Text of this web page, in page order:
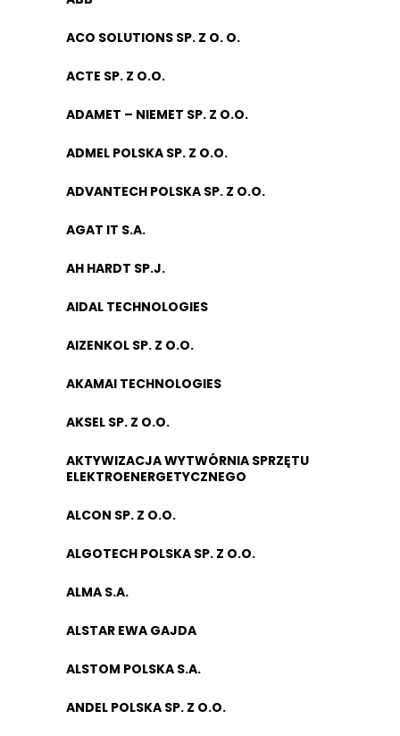
ACO SOLUTIONS SP. Z O. O.
ACTE SP. Z O.O.
ADAMET – NIEMET SP. Z O.O.
ADMEL POLSKA SP. Z O.O.
ADVANTECH POLSKA SP. Z O.O.
AGAT IT S.A.
AH HARDT SP.J.
AIDAL TECHNOLOGIES
AIZENKOL SP. Z O.O.
AKAMAI TECHNOLOGIES
AKSEL SP. Z O.O.
AKTYWIZACJA WYTWÓRNIA SPRZĘTU
ELEKTROENERGETYCZNEGO
ALCON SP. Z O.O.
ALGOTECH POLSKA SP. Z O.O.
ALMA S.A.
ALSTAR EWA GAJDA
ALSTOM POLSKA S.A.
ANDEL POLSKA SP. Z O.O.